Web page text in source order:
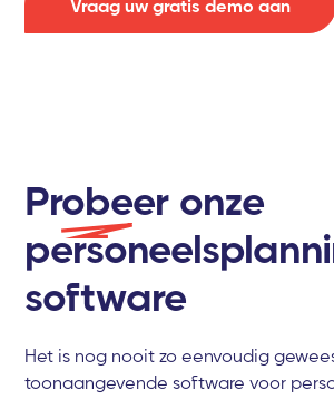
Vraag uw gratis demo aan
Probeer onze
software
Het is nog nooit zo eenvoudig
toonaangevende software voor